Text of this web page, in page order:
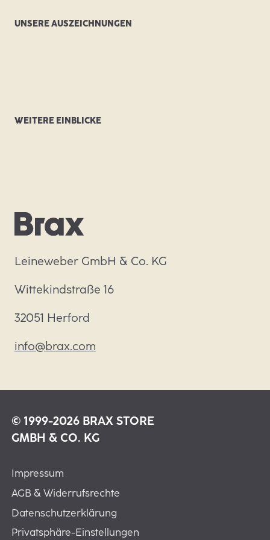
Initiativbewerbung
UNSERE AUSZEICHNUNGEN
WEITERE EINBLICKE
Leineweber GmbH & Co. KG
Wittekindstraße 16
32051 Herford
info@brax.com
© 1999-2026 BRAX STORE
GMBH & CO. KG
Impressum
AGB & Widerrufsrechte
Datenschutzerklärung
Privatsphäre-Einstellungen